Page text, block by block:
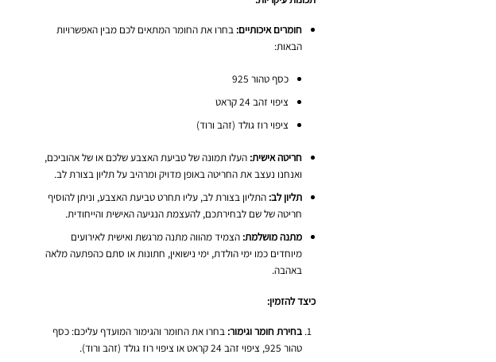
חומרים איכותיים: בחרו את החומר המתאים לכם מבין האפשרויות
הבאות:
כסף טהור 925
ציפוי זהב 24 קראט
ציפוי רוז גולד (זהב ורוד)
חריטה אישית: העלו תמונה של טביעת האצבע שלכם או של אהוביכם,
ואנחנו נעצב את החריטה באופן מדויק ומרהיב על תליון בצורת לב.
תליון לב: התליון בצורת לב, עליו תחרט טביעת האצבע, וניתן להוסיף
חריטה של שם לבחירתכם, להעצמת הנגיעה האישית והייחודית.
מתנה מושלמת: הצמיד מהווה מתנה מרגשת ואישית לאירועים
מיוחדים כמו ימי הולדת, ימי נישואין, חתונות או סתם כהפתעה מלאה
באהבה.
כיצד להזמין:
בחירת חומר וגימור: בחרו את החומר והגימור המועדף עליכם: כסף
טהור 925, ציפוי זהב 24 קראט או ציפוי רוז גולד (זהב ורוד).